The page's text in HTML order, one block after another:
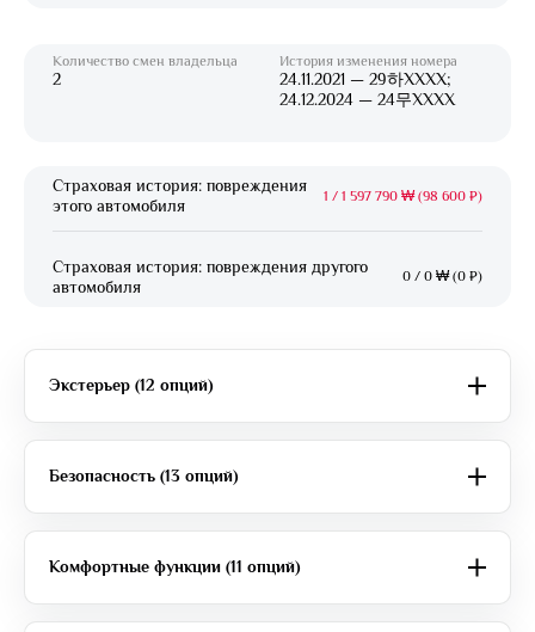
Количество смен владельца
2
История изменения номера
24.11.2021 — 29하XXXX;
24.12.2024 — 24무XXXX
Страховая история: повреждения
этого автомобиля
1 / 1 597 790 ₩ (98 600 ₽)
Страховая история: повреждения другого
автомобиля
0 / 0 ₩ (0 ₽)
Экстерьер (12 опций)
Безопасность (13 опций)
Комфортные функции (11 опций)